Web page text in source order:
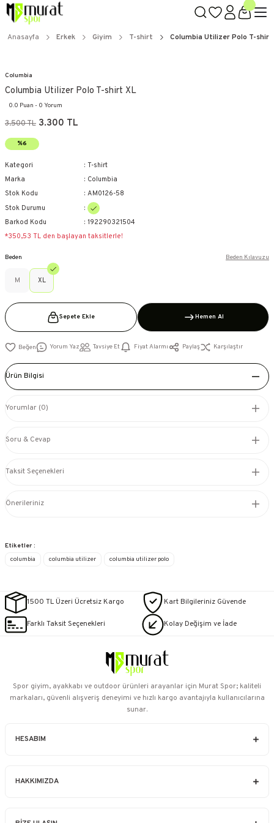
Anasayfa Erkek Giyim T-shirt Columbia Utilizer Polo T-shirt
Columbia
Columbia Utilizer Polo T-shirt XL
0.0 Puan - 0 Yorum
3.500 TL 3.300 TL
%6
Kategori
T-shirt
Marka
Columbia
Stok Kodu
AM0126-58
Stok Durumu
Barkod Kodu
192290321504
*350,53 TL den başlayan taksitlerle!
Beden
M XL
Beden Kılavuzu
Sepete Ekle Hemen Al
Yorum Yaz Tavsiye Et Fiyat Alarmı Paylaş Karşılaştır
Ürün Bilgisi
Yorumlar (0)
Soru & Cevap
Taksit Seçenekleri
Önerileriniz
Etiketler :
columbia
columbia utilizer columbia utilizer polo
1500 TL Üzeri Ücretsiz Kargo Kart Bilgileriniz Güvende
Farklı Taksit Seçenekleri Kolay Değişim ve İade
HESABIM
HAKKIMIZDA
Spor giyim, ayakkabı ve outdoor ürünleri arayanlar için Murat Spor; kaliteli
markaları, güvenli alışveriş deneyimi ve hızlı kargo avantajıyla kullanıcılarına
sunar.